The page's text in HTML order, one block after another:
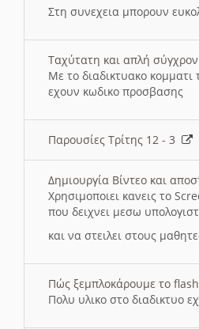
Στη συνεχεια μπορουν
Ταχύτατη και απλή
Με το διαδικτυακο
εχουν κωδικο προσβασης
Παρουσίες Τρίτης 12 - 3
Δημιουργία Βίντεο και
Χρησιμοποιει κανεις το
που δειχνει μεσω
και να στειλει στους
Πώς ξεμπλοκάρουμε το flash
Πολυ υλικο στο διαδικτυο